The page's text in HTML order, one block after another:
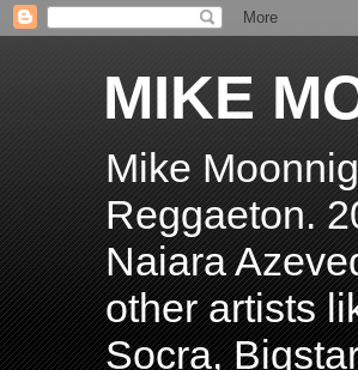
MIKE
Mike
Reggaeton.
Naiara
other artists
Socra,